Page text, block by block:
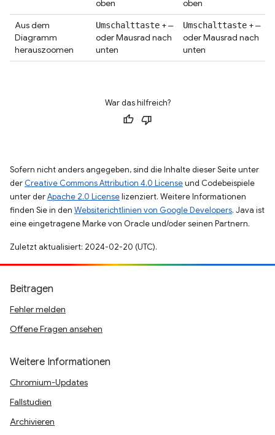
oben
oben
Aus dem
Diagramm
herauszoomen
Umschalttaste +–
oder Mausrad nach
unten
Umschalttaste +–
oder Mausrad nach
unten
War das hilfreich?
Sofern nicht anders angegeben, sind die Inhalte dieser Seite unter
der Creative Commons Attribution 4.0 Licenseund Codebeispiele
unter derApache 2.0 Licenselizenziert. Weitere Informationen
finden Sie in den Websiterichtlinien von Google Developers. Java ist
eine eingetragene Marke von Oracle und/oder seinen Partnern.
Zuletzt aktualisiert: 2024-02-20 (UTC).
Beitragen
Fehler melden
Offene Fragen ansehen
Weitere Informationen
Chromium-Updates
Fallstudien
Archivieren